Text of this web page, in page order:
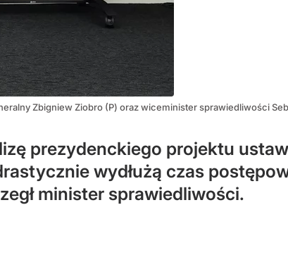
Zbigniew Ziobro (P) oraz wiceminister sprawiedliwości
prezydenckiego projektu
wydłużą czas
minister sprawiedliwości.